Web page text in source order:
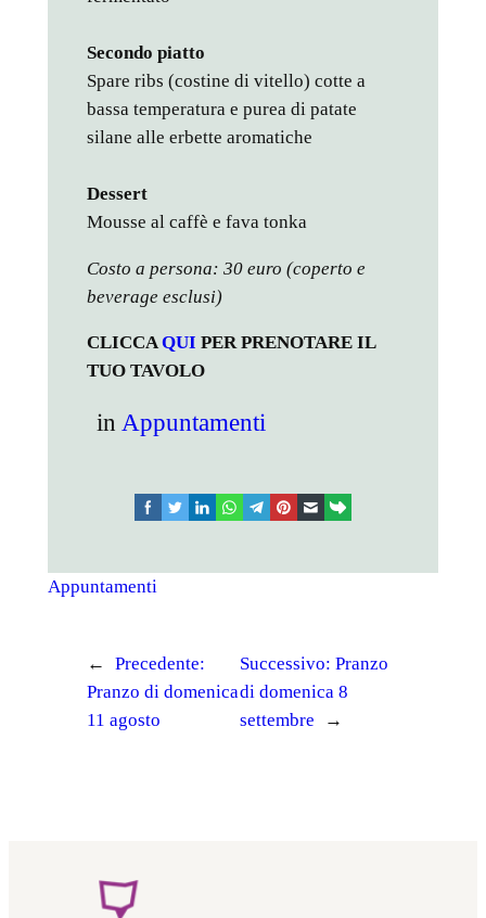
Secondo piatto
Spare ribs (costine di vitello) cotte a
bassa temperatura e purea di patate
silane alle erbette aromatiche
Dessert
Mousse al caffè e fava tonka
Costo a persona: 30 euro (coperto e
beverage esclusi)
CLICCAQUI PER PRENOTARE IL
TUO TAVOLO
in Appuntamenti
facebooktwitterlinkedinwhatsapptelegram
pinterest email link
Appuntamenti
←
Precedente:
Pranzo di domenica
11 agosto
Successivo: Pranzo
di domenica 8
settembre
→